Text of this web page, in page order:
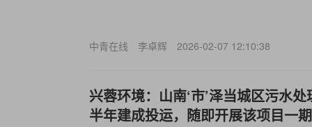
中青在线 李卓辉 2026-02-07 12:10:38
兴蓉环境：山南‘市’泽当城区污水
半年建成投运，随即开展该项目一